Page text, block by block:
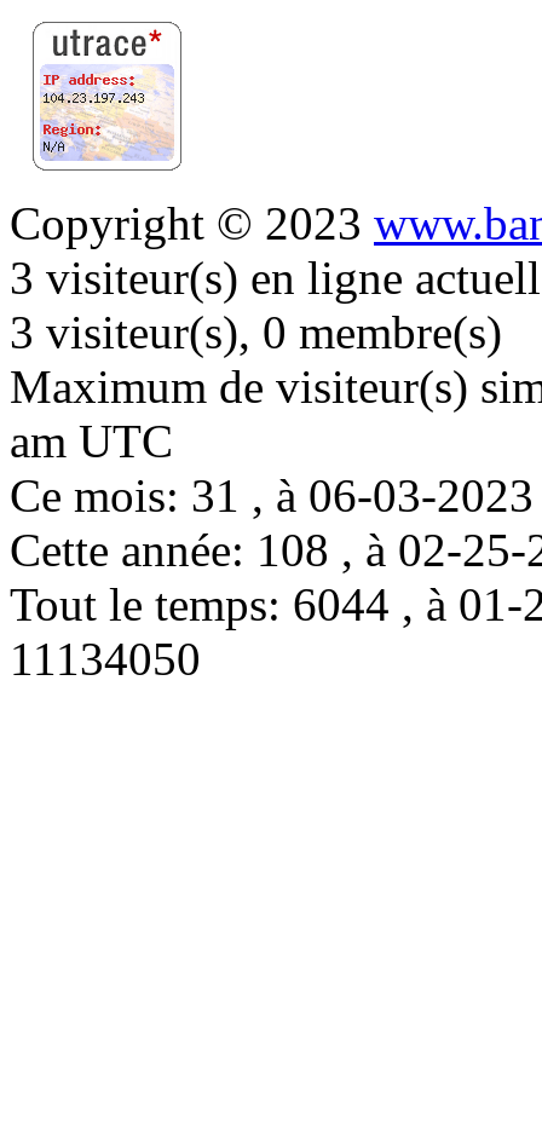
Copyright © 2023
3 visiteur(s) en ligne
3 visiteur(s), 0 membre(s)
Maximum de visiteur(s)
am UTC
Ce mois: 31 , à 06-03-
Cette année: 108 , à 02-
Tout le temps: 6044 , à
11134050